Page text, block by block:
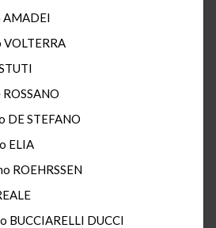
AMADEI
DE STEFANO
ELIA
ROEHRSSEN
BUCCIARELLI DUCCI